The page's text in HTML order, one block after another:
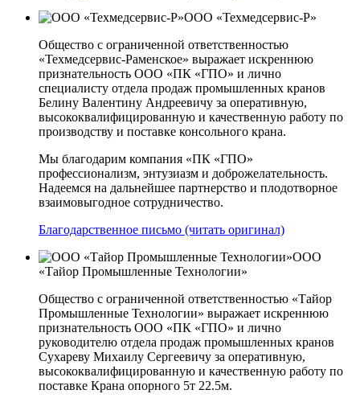
ООО «Техмедсервис-Р»
Общество с ограниченной ответственностью
«Техмедсервис-Раменское» выражает искреннюю
признательность ООО «ПК «ГПО» и лично
специалисту отдела продаж промышленных кранов
Белину Валентину Андреевичу за оперативную,
высококвалифицированную и качественную работу по
производству и поставке консольного крана.
Мы благодарим компания «ПК «ГПО»
профессионализм, энтузиазм и доброжелательность.
Надеемся на дальнейшее партнерство и плодотворное
взаимовыгодное сотрудничество.
Благодарственное письмо (читать оригинал)
ООО
«Тайор Промышленные Технологии»
Общество с ограниченной ответственностью «Тайор
Промышленные Технологии» выражает искреннюю
признательность ООО «ПК «ГПО» и лично
руководителю отдела продаж промышленных кранов
Сухареву Михаилу Сергеевичу за оперативную,
высококвалифицированную и качественную работу по
поставке Крана опорного 5т 22.5м.